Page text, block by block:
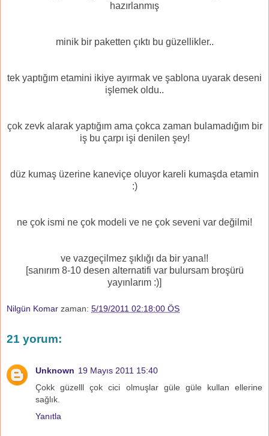
hazırlanmış
minik bir paketten çıktı bu güzellikler..
tek yaptığım etamini ikiye ayırmak ve şablona uyarak deseni
işlemek oldu..
çok zevk alarak yaptığım ama çokca zaman bulamadığım bir
iş bu çarpı işi denilen şey!
düz kumaş üzerine kaneviçe oluyor kareli kumaşda etamin
:)
ne çok ismi ne çok modeli ve ne çok seveni var değilmi!
ve vazgeçilmez şıklığı da bir yana!!
[sanırım 8-10 desen alternatifi var bulursam broşürü
yayınlarım :)]
Nilgün Komar zaman: 5/19/2011 02:18:00 ÖS
21 yorum:
Unknown 19 Mayıs 2011 15:40
Çokk güzelll çok cici olmuşlar güle güle kullan ellerine
sağlık.
Yanıtla